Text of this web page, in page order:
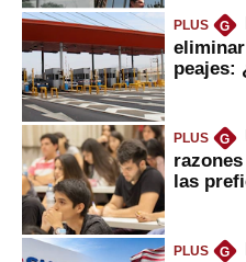
PLUS G
peajes:
PLUS G
las
PLUS G